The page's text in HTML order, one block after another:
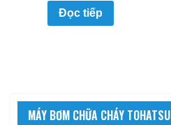
Đọc tiếp
MÁY BƠM CHỮA CHÁY TOHATSU